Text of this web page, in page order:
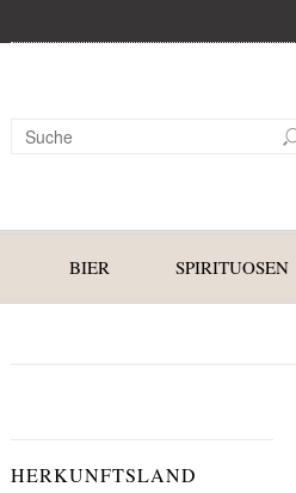
BIER SPIRITUOSEN
HERKUNFTSLAND